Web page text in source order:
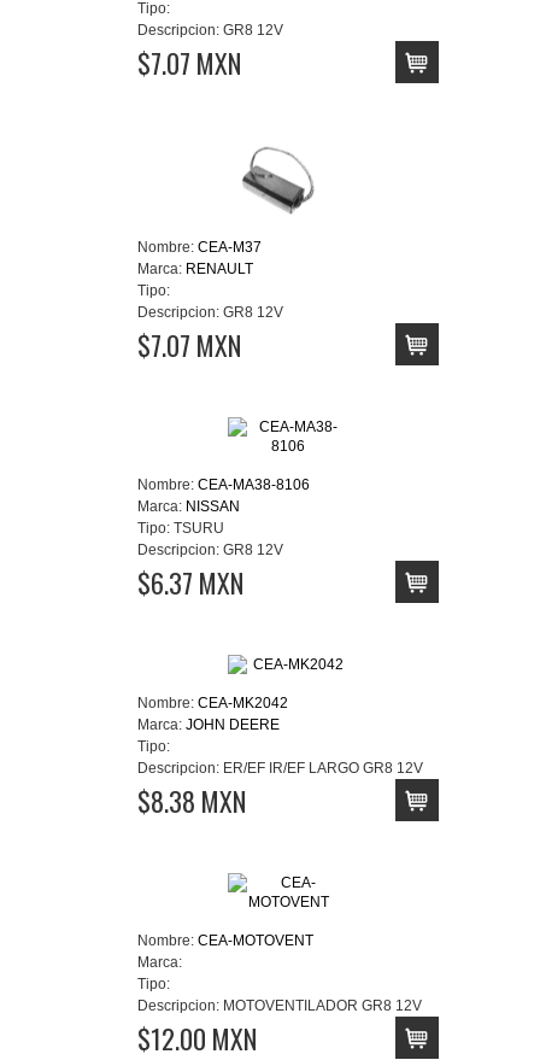
Tipo:
Descripcion: GR8 12V
$7.07 MXN
Nombre: CEA-M37
Marca: RENAULT
Tipo:
Descripcion: GR8 12V
$7.07 MXN
Nombre: CEA-MA38-8106
Marca: NISSAN
Tipo: TSURU
Descripcion: GR8 12V
$6.37 MXN
Nombre: CEA-MK2042
Marca: JOHN DEERE
Tipo:
Descripcion: ER/EF IR/EF LARGO GR8 12V
$8.38 MXN
Nombre: CEA-MOTOVENT
Marca:
Tipo:
Descripcion: MOTOVENTILADOR GR8 12V
$12.00 MXN